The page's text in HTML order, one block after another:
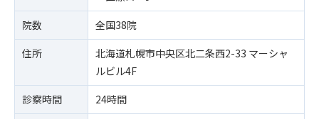
院数
全国38院
住所
北海道札幌市中央区北二条西2-33 マーシャ
ルビル4F
診察時間
24時間